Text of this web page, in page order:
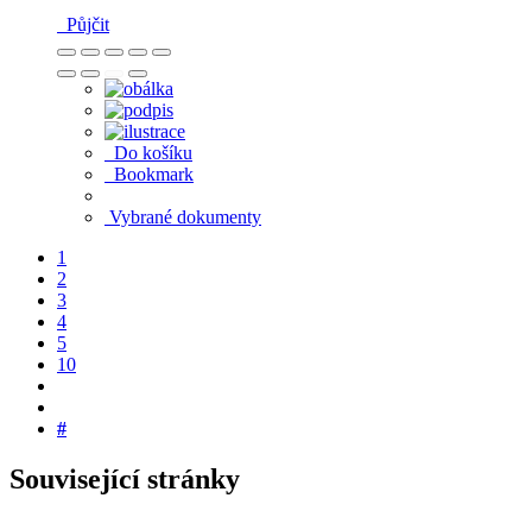
Půjčit
Do košíku
Bookmark
Vybrané dokumenty
1
2
3
4
5
10
#
Související stránky